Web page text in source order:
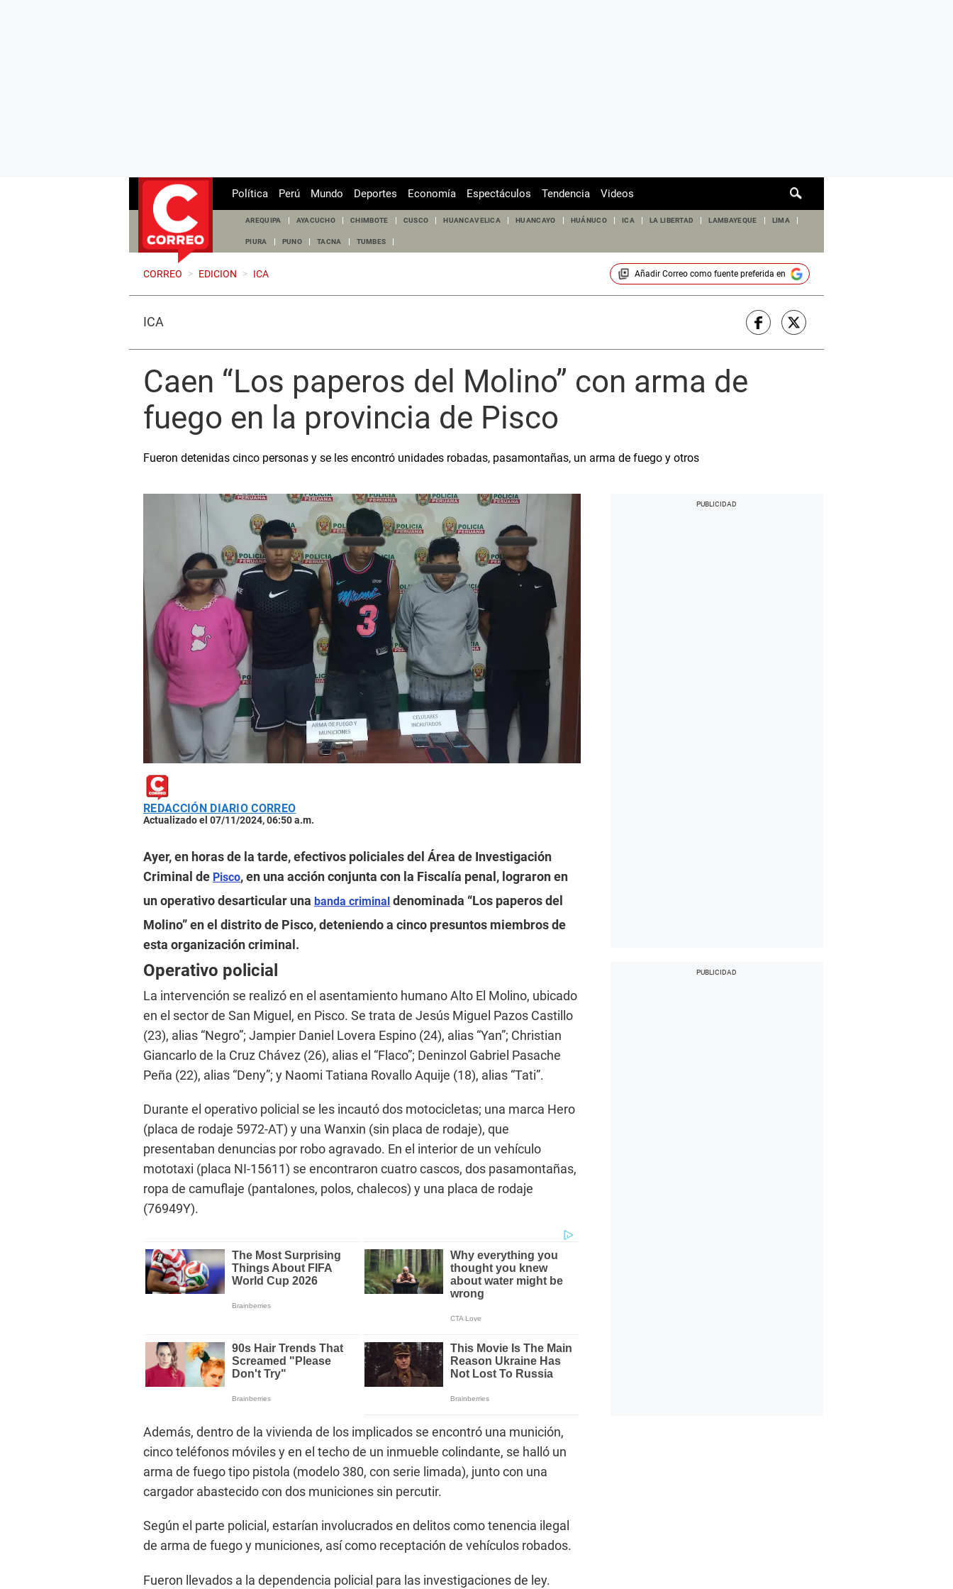
de
Política Perú Mundo Deportes Economía Espectáculos Tendencia Videos
AREQUIPA AYACUCHO CHIMBOTE CUSCO HUANCAVELICA HUANCAYO HUÁNUCO ICA LA LIBERTAD LAMBAYEQUE LIMA
PIURA PUNO TACNA TUMBES
CORREO > EDICION > ICA Añadir Correocomo fuente preferida en
ICA
Caen “Los paperos del Molino” con arma de
fuego en la provincia de Pisco
Fueron detenidas cinco personas y se les encontró unidades robadas, pasamontañas, un arma de fuego y otros
REDACCIÓN DIARIO CORREO
Actualizado el 07/11/2024, 06:50 a.m.
Ayer, en horas de la tarde, efectivos policiales del Área de Investigación
Criminal de Pisco, en una acción conjunta con la Fiscalía penal, lograron en
un operativo desarticular una banda criminal denominada “Los paperos del
Molino” en el distrito de Pisco, deteniendo a cinco presuntos miembros de
esta organización criminal.
Operativo policial
La intervención se realizó en el asentamiento humano Alto El Molino, ubicado
en el sector de San Miguel, en Pisco. Se trata de Jesús Miguel Pazos Castillo
(23), alias “Negro”; Jampier Daniel Lovera Espino (24), alias “Yan”; Christian
Giancarlo de la Cruz Chávez (26), alias el “Flaco”; Deninzol Gabriel Pasache
Peña (22), alias “Deny”; y Naomi Tatiana Rovallo Aquije (18), alias “Tati”.
Durante el operativo policial se les incautó dos motocicletas; una marca Hero
(placa de rodaje 5972-AT) y una Wanxin (sin placa de rodaje), que
presentaban denuncias por robo agravado. En el interior de un vehículo
mototaxi (placa NI-15611) se encontraron cuatro cascos, dos pasamontañas,
ropa de camuflaje (pantalones, polos, chalecos) y una placa de rodaje
(76949Y).
Además, dentro de la vivienda de los implicados se encontró una munición,
cinco teléfonos móviles y en el techo de un inmueble colindante, se halló un
arma de fuego tipo pistola (modelo 380, con serie limada), junto con una
cargador abastecido con dos municiones sin percutir.
Según el parte policial, estarían involucrados en delitos como tenencia ilegal
de arma de fuego y municiones, así como receptación de vehículos robados.
Fueron llevados a la dependencia policial para las investigaciones de ley.